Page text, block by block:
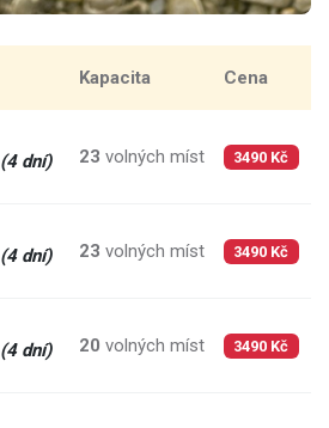
Kapacita Cena
(4 dní) 23 volných míst 3490 Kč
(4 dní) 23 volných míst 3490 Kč
(4 dní) 20 volných míst 3490 Kč